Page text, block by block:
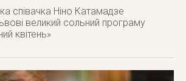
співачка Ніно Катамадзе
великий сольний програму
квітень»